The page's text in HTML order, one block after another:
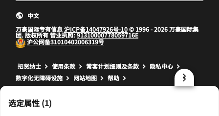
选定属性 (1)
万豪国际专有信息沪ICP备14047926号-10© 1996 - 2026 万豪国际集
团. 版权所有 营业执照:91310000778059716E
沪公网备31010402006319号
中文
招贤纳士 打开新窗口
使用条款 打开新窗口
常客计划细则及条款 打开新窗口
隐私中心
数字化无障碍设施
网站地图 帮助
prod32,570E9892-25E2-5EC4-8465-CD9BE848920F,rel-R24.9.4